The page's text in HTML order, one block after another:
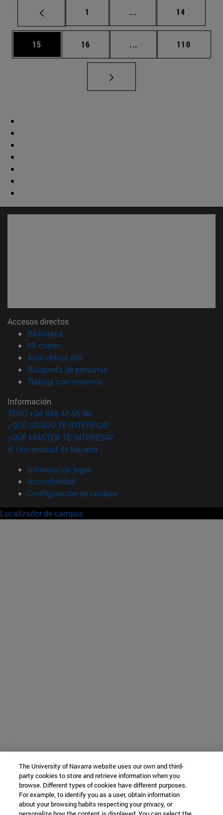
Página
1 ... Páginas intermedias
Página
14
Página
15 Página
16 ... Páginas intermedias
Página
110
Accesos directos
Biblioteca
Mi correo(abre en nueva ventana)
Aula virtual ADI
Búsqueda de personas(abre en nueva ventana)
Trabaja con nosotros(abre en nueva ventana)
Información
TFNO +34 948 42 56 00
¿QUÉ GRADO TE INTERESA?
¿QUÉ MÁSTER TE INTERESA?
© Universidad de Navarra
Información legal
Accesibilidad
Configuración de cookies
Localizador de campus
The University of Navarra website uses our own and third-
party cookies to store and retrieve information when you
browse. Different types of cookies have different purposes.
For example, to identify you as a user, obtain information
about your browsing habits respecting your privacy, or